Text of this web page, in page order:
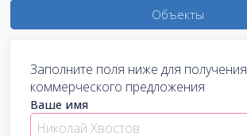
Объекты
Заполните поля ниже для получения
коммерческого предложения
Ваше имя